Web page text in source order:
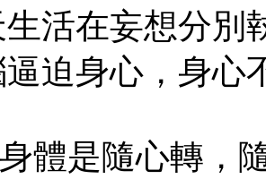
活在妄想分別
迫身心，身心
體是隨心轉，